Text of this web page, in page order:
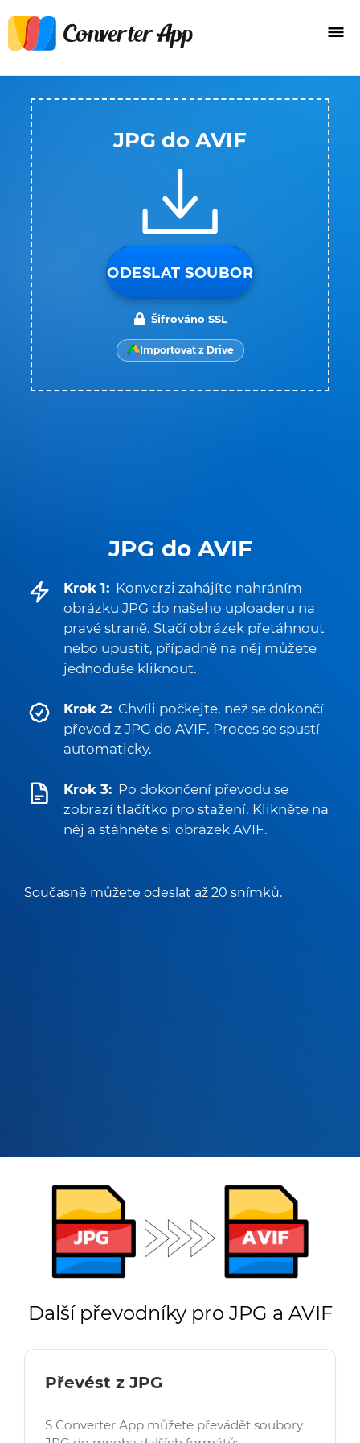
JPG do AVIF
Krok 1: Konverzi zahájíte nahráním
obrázku JPG do našeho uploaderu na
pravé straně. Stačí obrázek přetáhnout
nebo upustit, případně na něj můžete
jednoduše kliknout.
Krok 2: Chvíli počkejte, než se dokončí
převod z JPG do AVIF. Proces se spustí
automaticky.
Krok 3: Po dokončení převodu se
zobrazí tlačítko pro stažení. Klikněte na
něj a stáhněte si obrázek AVIF.
Současně můžete odeslat až 20 snímků.
JPG do AVIF
ODESLAT SOUBOR
Šifrováno SSL
Importovat z Drive
Další převodníky pro JPG a AVIF
Převést z JPG
S Converter App můžete převádět soubory